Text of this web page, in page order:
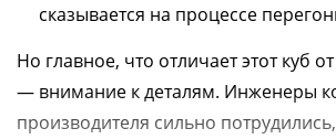
сказывается на процессе
Но главное, что отличает этот куб
— внимание к деталям. Инженеры
производителя сильно